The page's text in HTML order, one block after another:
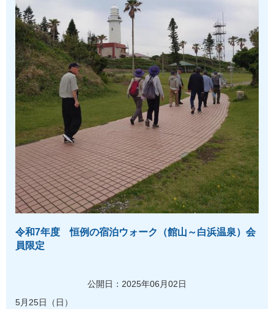
令和7年度 恒例の宿泊ウォーク（館山～白浜温泉）会
員限定
公開日：2025年06月02日
5月25日（日）